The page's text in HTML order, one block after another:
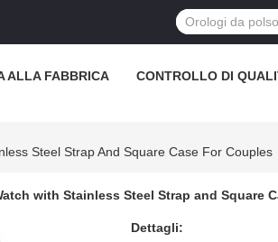
ALLA FABBRICA CONTROLLO DI
Steel Strap And Square Case For Couples
with Stainless Steel Strap and Square
Dettagli: